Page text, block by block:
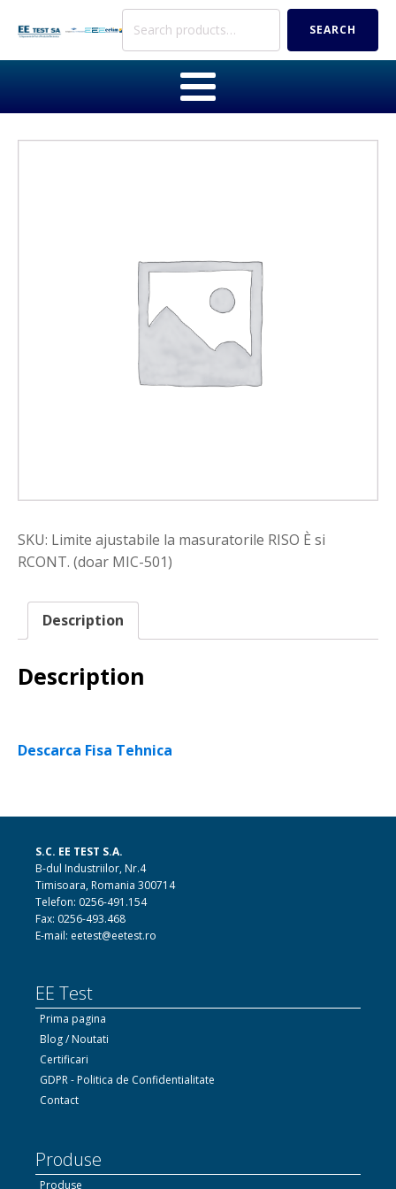
Search
SEARCH
SKU: Limite ajustabile la masuratorile RISO È si
RCONT. (doar MIC-501)
Description
Description
Descarca Fisa Tehnica
S.C. EE TEST S.A.
B-dul Industriilor, Nr.4
Timisoara, Romania 300714
Telefon: 0256-491.154
Fax: 0256-493.468
E-mail: eetest@eetest.ro
EE Test
Prima pagina
Blog / Noutati
Certificari
GDPR - Politica de Confidentialitate
Contact
Produse
Produse